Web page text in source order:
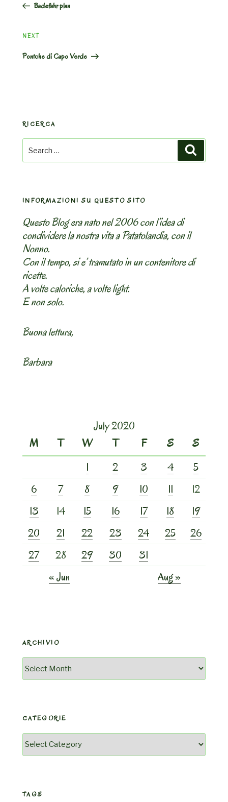
Badefahr plan
Next
NEXT
Pontche di Capo Verde
RICERCA
Search
for:
INFORMAZIONI SU QUESTO SITO
Questo Blog era nato nel 2006 con l’idea di
condividere la nostra vita a Patatolandia, con il
Nonno.
Con il tempo, si e’ tramutato in un contenitore di
ricette.
A volte caloriche, a volte light.
E non solo.
Buona lettura,
Barbara
July 2020
M
T W T F S
S
1
2 3 4
5
6
7 8 9 10 11
12
13
14 15 16 17 18
19
20
21 22 23 24 25
26
27
28 29 30
31
« Jun
Aug »
ARCHIVIO
Archivio
CATEGORIE
Categorie
TAGS